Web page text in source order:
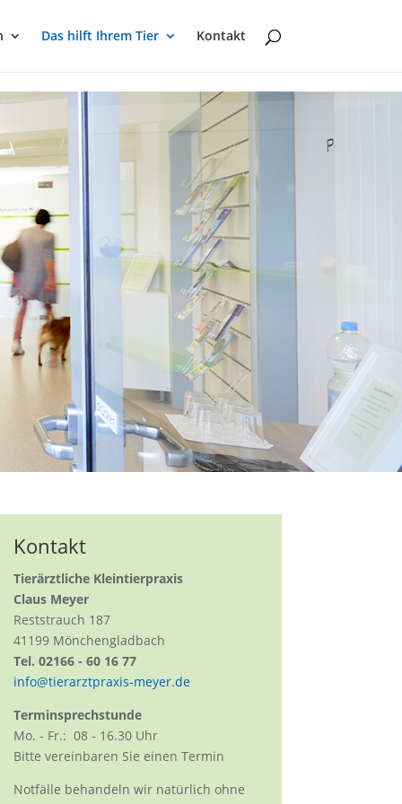
Das hilft Ihrem Tier Kontakt
Kontakt
Tierärztliche Kleintierpraxis
Claus Meyer
Reststrauch 187
41199 Mönchengladbach
Tel. 02166 - 60 16 77
info@tierarztpraxis-meyer.de
Terminsprechstunde
Mo. - Fr.: 08 - 16.30 Uhr
Bitte vereinbaren Sie einen Termin
Notfälle behandeln wir natürlich ohne